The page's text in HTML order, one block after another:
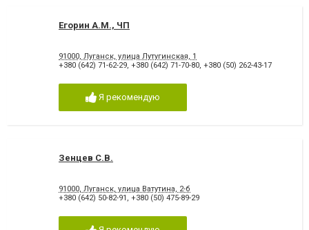
Егорин А.М., ЧП
91000, Луганск, улица Лутугинская, 1
+380 (642) 71-62-29, +380 (642) 71-70-80, +380 (50) 262-43-17
Я рекомендую
Зенцев С.В.
91000, Луганск, улица Ватутина, 2-б
+380 (642) 50-82-91 , +380 (50) 475-89-29